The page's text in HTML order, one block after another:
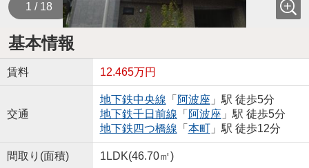
1 / 18
基本情報
賃料 12.465万円
交通
地下鉄中央線 「 阿波座 」駅 徒歩5分
地下鉄千日前線 「 阿波座 」駅 徒歩5分
地下鉄四つ橋線 「 本町」駅 徒歩12分
間取り(面積) 1LDK(46.70㎡)